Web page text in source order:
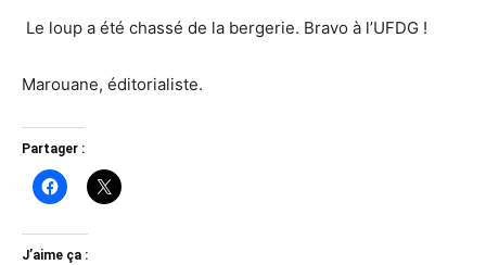
Le loup a été chassé de la bergerie. Bravo à l’UFDG !
Marouane, éditorialiste.
Partager :
J’aime ça :